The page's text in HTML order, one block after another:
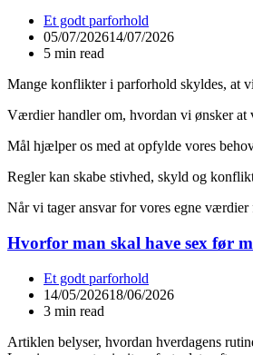
Et godt parforhold
05/07/202614/07/2026
5 min read
Mange konflikter i parforhold skyldes, at
Værdier handler om, hvordan vi ønsker at
Mål hjælper os med at opfylde vores
Regler kan skabe stivhed, skyld og
Når vi tager ansvar for vores egne
Hvorfor man skal have sex før
Et godt parforhold
14/05/202618/06/2026
3 min read
Artiklen belyser, hvordan hverdagens